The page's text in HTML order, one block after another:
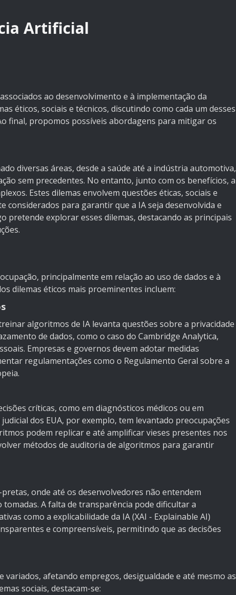
Artificial
ao desenvolvimento e à implementação da
éticos, sociais e técnicos, discutindo como cada um desses
final, propomos possíveis abordagens para mitigar os
diversas áreas, desde a saúde até a indústria automotiva,
sem precedentes. No entanto, junto com os benefícios, a
Estes dilemas envolvem questões éticas, sociais e
considerados para garantir que a IA seja desenvolvida e
pretende explorar esses dilemas, destacando as principais
principalmente em relação ao uso de dados e à
dilemas éticos mais proeminentes incluem:
algoritmos de IA levanta questões sobre a privacidade
de dados, como o caso do Cambridge Analytica,
Empresas e governos devem adotar medidas
regulamentações como o Regulamento Geral sobre a
críticas, como em diagnósticos médicos ou em
dos EUA, por exemplo, tem levantado preocupações
podem replicar e até amplificar vieses presentes nos
métodos de auditoria de algoritmos para garantir
onde até os desenvolvedores não entendem
A falta de transparência pode dificultar a
como a explicabilidade da IA (XAI - Explainable AI)
e compreensíveis, permitindo que as decisões
variados, afetando empregos, desigualdade e até mesmo as
sociais, destacam-se: